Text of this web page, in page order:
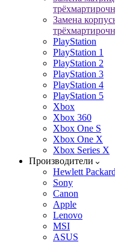
Замена
PlayStation
PlayStation 1
PlayStation 2
PlayStation 3
PlayStation 4
PlayStation 5
Xbox
Xbox 360
Xbox One S
Xbox One X
Xbox Series X
Производители
Hewlett Packard
Sony
Canon
Apple
Lenovo
MSI
ASUS